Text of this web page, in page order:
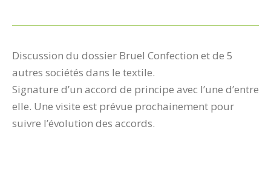
Discussion du dossier Bruel Confection et de 5
autres sociétés dans le textile.
Signature d’un accord de principe avec l’une d’entre
elle. Une visite est prévue prochainement pour
suivre l’évolution des accords.